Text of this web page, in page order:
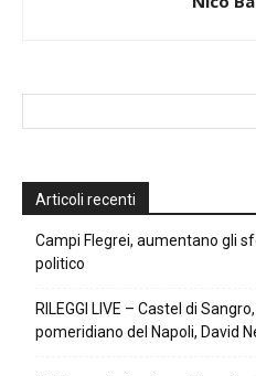
Articoli recenti
Campi Flegrei, aumentano gli
politico
RILEGGI LIVE – Castel di
pomeridiano del Napoli, David